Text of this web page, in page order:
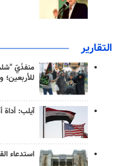
التقارير
منفذَيّ
للأربعين؛
آيلب: أداة
استدعاء